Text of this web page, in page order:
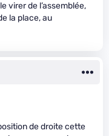
virer de l’assemblée,
la place, au
de droite cette